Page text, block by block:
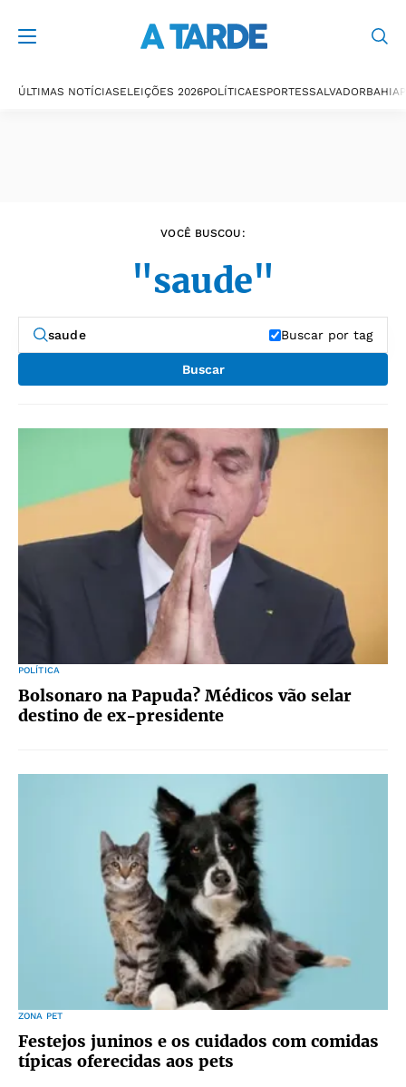
ÚLTIMAS NOTÍCIASELEIÇÕES 2026POLÍTICAESPORTESSALVADORBAHIA
VOCÊ BUSCOU:
"saude"
Buscar por tag
Buscar
POLÍTICA
Bolsonaro na Papuda? Médicos vão selar
destino de ex-presidente
ZONA PET
Festejos juninos e os cuidados com comidas
típicas oferecidas aos pets